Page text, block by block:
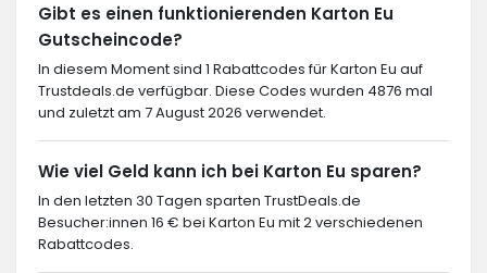
Gibt es einen funktionierenden Karton Eu
Gutscheincode?
In diesem Moment sind 1 Rabattcodes für Karton Eu auf
Trustdeals.de verfügbar. Diese Codes wurden 4876 mal
und zuletzt am 7 August 2026 verwendet.
Wie viel Geld kann ich bei Karton Eu sparen?
In den letzten 30 Tagen sparten TrustDeals.de
Besucher:innen 16 € bei Karton Eu mit 2 verschiedenen
Rabattcodes.